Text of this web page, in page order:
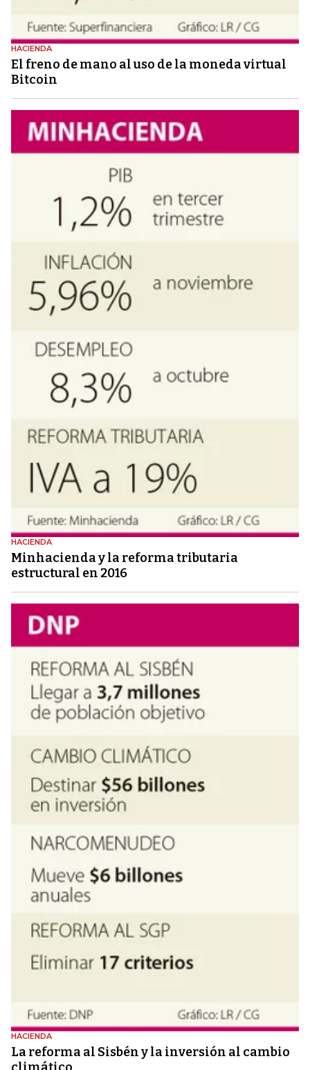
HACIENDA
El freno de mano al uso de la moneda virtual
Bitcoin
HACIENDA
Minhacienda y la reforma tributaria
estructural en 2016
HACIENDA
La reforma al Sisbén y la inversión al cambio
climático